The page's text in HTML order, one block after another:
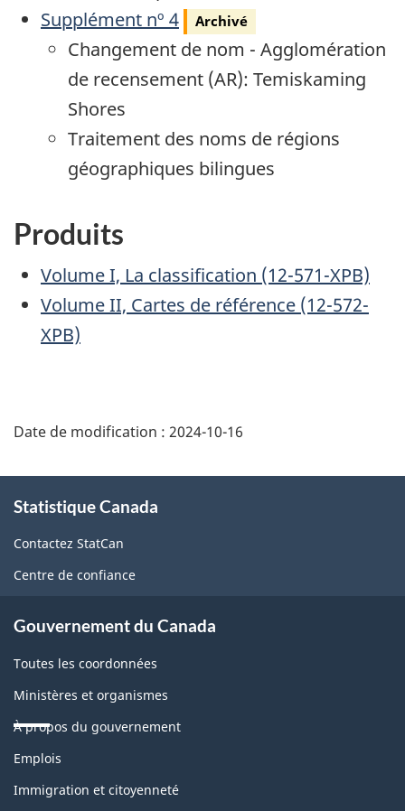
Archivé
Supplément nº 4 Archivé
Changement de nom - Agglomération
de recensement (AR): Temiskaming
Shores
Traitement des noms de régions
géographiques bilingues
Produits
Volume I, La classification (12-571-XPB)
Volume II, Cartes de référence (12-572-
XPB)
Date de modification : 2024-10-16
propos
de
ce
Statistique Canada
Contactez StatCan
Centre de confiance
Gouvernement du Canada
Toutes les coordonnées
Ministères et organismes
À propos du gouvernement
Thèmes
sujets
Emplois
Immigration et citoyenneté